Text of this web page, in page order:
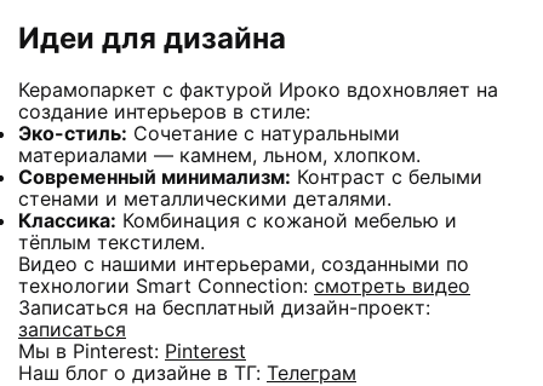
Идеи для дизайна
Керамопаркет с фактурой Ироко вдохновляет на
создание интерьеров в стиле:
Эко-стиль: Сочетание с натуральными
материалами — камнем, льном, хлопком.
Современный минимализм: Контраст с белыми
стенами и металлическими деталями.
Классика: Комбинация с кожаной мебелью и
тёплым текстилем.
Видео с нашими интерьерами, созданными по
технологии Smart Connection: смотреть видео
Записаться на бесплатный дизайн-проект:
записаться
Мы в Pinterest: Pinterest
Наш блог о дизайне в ТГ: Телеграм